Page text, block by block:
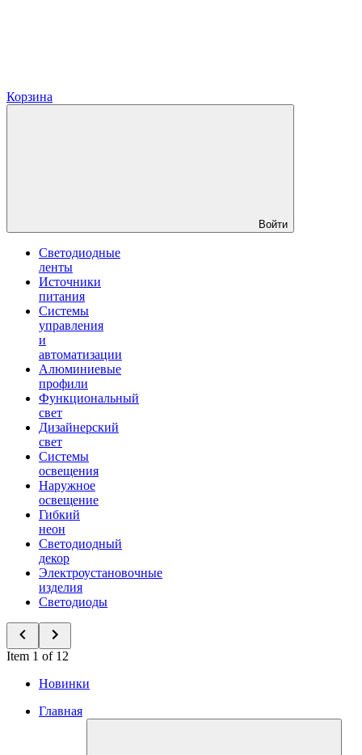
Корзина
Войти
Светодиодные
ленты
Источники
питания
Системы
управления
и
автоматизации
Алюминиевые
профили
Функциональный
свет
Дизайнерский
свет
Системы
освещения
Наружное
освещение
Гибкий
неон
Светодиодный
декор
Электроустановочные
изделия
Светодиоды
Item 1 of 12
Новинки
Главная